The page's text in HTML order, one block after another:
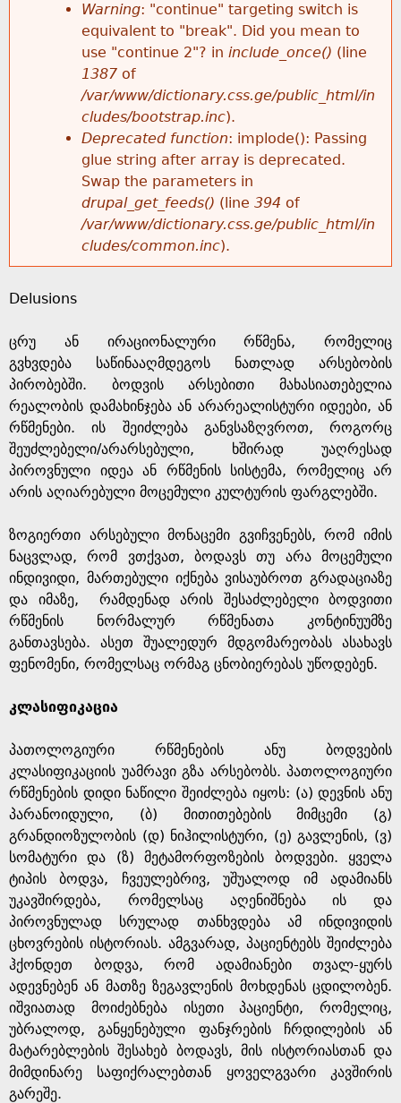
g
e
Warning: "continue" targeting switch is
equivalent to "break". Did you mean to
use "continue 2"? in include_once() (line
1387 of
/var/www/dictionary.css.ge/public_html/in
cludes/bootstrap.inc).
Deprecated function: implode(): Passing
glue string after array is deprecated.
Swap the parameters in
drupal_get_feeds() (line 394 of
/var/www/dictionary.css.ge/public_html/in
cludes/common.inc).
Delusions
ცრუ ან ირაციონალური რწმენა, რომელიც
გვხვდება საწინააღმდეგოს ნათლად არსებობის
პირობებში. ბოდვის არსებითი მახასიათებელია
რეალობის დამახინჯება ან არარეალისტური იდეები, ან
რწმენები. ის შეიძლება განვსაზღვროთ, როგორც
შეუძლებელი/არარსებული, ხშირად უაღრესად
პიროვნული იდეა ან რწმენის სისტემა, რომელიც არ
არის აღიარებული მოცემული კულტურის ფარგლებში.
ზოგიერთი არსებული მონაცემი გვიჩვენებს, რომ იმის
ნაცვლად, რომ ვთქვათ, ბოდავს თუ არა მოცემული
ინდივიდი, მართებული იქნება ვისაუბროთ გრადაციაზე
და იმაზე, რამდენად არის შესაძლებელი ბოდვითი
რწმენის ნორმალურ რწმენათა კონტინუუმზე
განთავსება. ასეთ შუალედურ მდგომარეობას ასახავს
ფენომენი, რომელსაც ორმაგ ცნობიერებას უწოდებენ.
კლასიფიკაცია
პათოლოგიური რწმენების ანუ ბოდვების
კლასიფიკაციის უამრავი გზა არსებობს. პათოლოგიური
რწმენების დიდი ნაწილი შეიძლება იყოს: (ა) დევნის ანუ
პარანოიდული, (ბ) მითითებების მიმცემი (გ)
გრანდიოზულობის (დ) ნიჰილისტური, (ე) გავლენის, (ვ)
სომატური და (ზ) მეტამორფოზების ბოდვები. ყველა
ტიპის ბოდვა, ჩვეულებრივ, უშუალოდ იმ ადამიანს
უკავშირდება, რომელსაც აღენიშნება ის და
პიროვნულად სრულად თანხვდება ამ ინდივიდის
ცხოვრების ისტორიას. ამგვარად, პაციენტებს შეიძლება
ჰქონდეთ ბოდვა, რომ ადამიანები თვალ-ყურს
ადევნებენ ან მათზე ზეგავლენის მოხდენას ცდილობენ.
იშვიათად მოიძებნება ისეთი პაციენტი, რომელიც,
უბრალოდ, განყენებული ფანჯრების ჩრდილების ან
მატარებლების შესახებ ბოდავს, მის ისტორიასთან და
მიმდინარე საფიქრალებთან ყოველგვარი კავშირის
გარეშე.